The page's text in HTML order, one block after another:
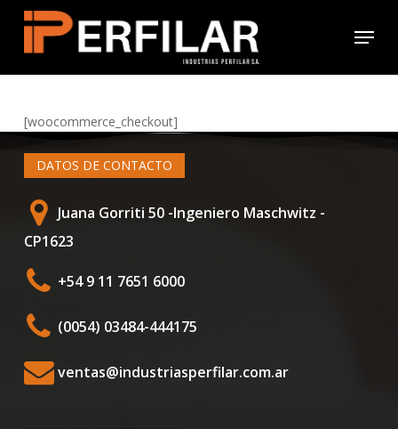
main
content
Menu
[woocommerce_checkout]
DATOS DE CONTACTO
Juana Gorriti 50 -Ingeniero Maschwitz -
CP1623
+54 9 11 7651 6000
(0054) 03484-444175
ventas@industriasperfilar.com.ar
Menu